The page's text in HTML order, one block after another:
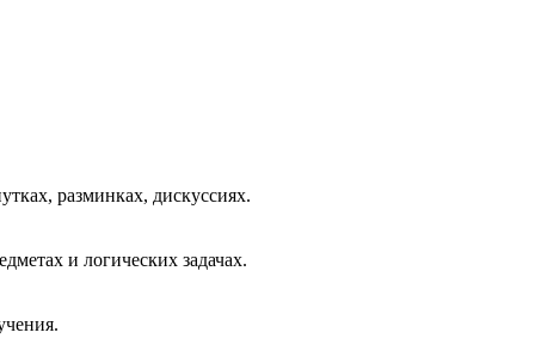
разминках, дискуссиях.
и логических задачах.